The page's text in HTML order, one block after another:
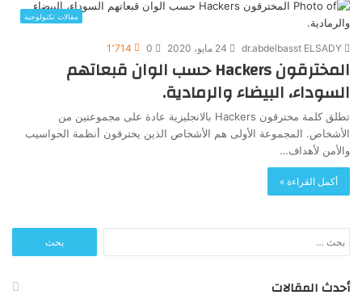
مقالات تكنولوجية
24 مايو، 2020 0 1٬714
المخترقون Hackers حسب الوان قبعاتهم
السوداء، البيضاء والرمادية.
تطلق كلمة مخترقون Hackers بالانجليزية عادة على مجموعتين من
الأشخاص. المجموعة الأولى هم الأشخاص الذين يخترقون أنظمة الحواسيب
والأمن لأهداف…
أكمل القراءة »
عن:
أحدث المقالات